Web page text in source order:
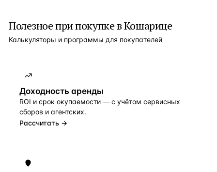
Полезное при покупке вКошарице
Калькуляторы и программы для покупателей
Доходность аренды
ROI и срок окупаемости — с учётом сервисных
сборов и агентских.
Рассчитать →